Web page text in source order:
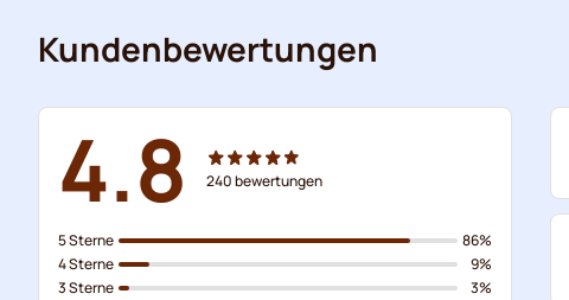
Kundenbewertungen
4.8 240bewertungen
5 Sterne
4 Sterne
3 Sterne
86%
9%
3%